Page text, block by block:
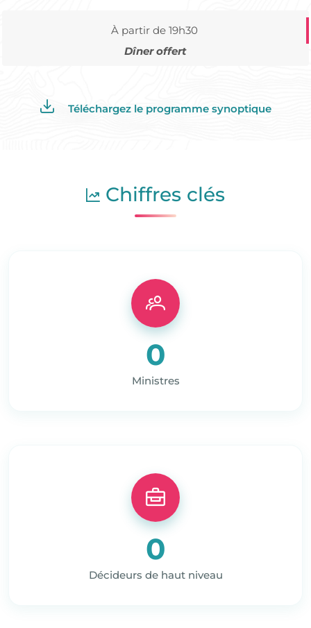
À partir de 19h30
Dîner offert
Téléchargez le programme synoptique
Chiffres clés
0
Ministres
0
Décideurs de haut niveau